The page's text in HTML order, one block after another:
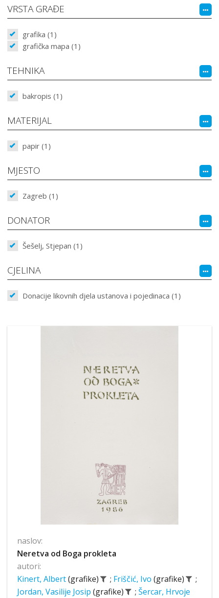
VRSTA GRAĐE
grafika (1)
grafička mapa (1)
TEHNIKA
bakropis (1)
MATERIJAL
papir (1)
MJESTO
Zagreb (1)
DONATOR
Šešelj, Stjepan (1)
CJELINA
Donacije likovnih djela ustanova i pojedinaca (1)
naslov:
Neretva od Boga prokleta
autori:
Kinert, Albert(grafike) ; Friščić, Ivo (grafike)
;
Jordan, Vasilije Josip (grafike) ; Šercar, Hrvoje